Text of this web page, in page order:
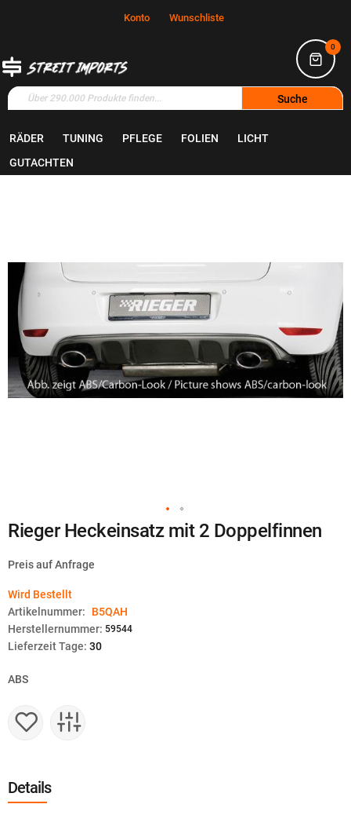
Konto Wunschliste
0
Suche
RÄDER TUNING PFLEGE FOLIEN
LICHT
GUTACHTEN
Zum
Ende
Zum
Anfang
Bildgalerie
springen
Rieger Heckeinsatz mit 2 Doppelfinnen
Preis auf Anfrage
Wird Bestellt
Artikelnummer:
B5QAH
Herstellernummer: 59544
Lieferzeit Tage: 30
ABS
Details